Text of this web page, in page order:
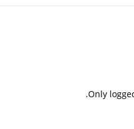
Only